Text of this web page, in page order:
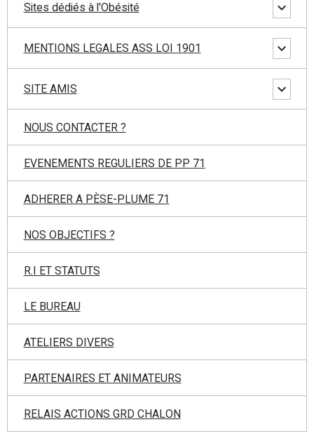
Sites dédiés à l'Obésité
MENTIONS LEGALES ASS LOI 1901
SITE AMIS
NOUS CONTACTER ?
EVENEMENTS REGULIERS DE PP 71
ADHERER A PÈSE-PLUME 71
NOS OBJECTIFS ?
R.I ET STATUTS
LE BUREAU
ATELIERS DIVERS
PARTENAIRES ET ANIMATEURS
RELAIS ACTIONS GRD CHALON